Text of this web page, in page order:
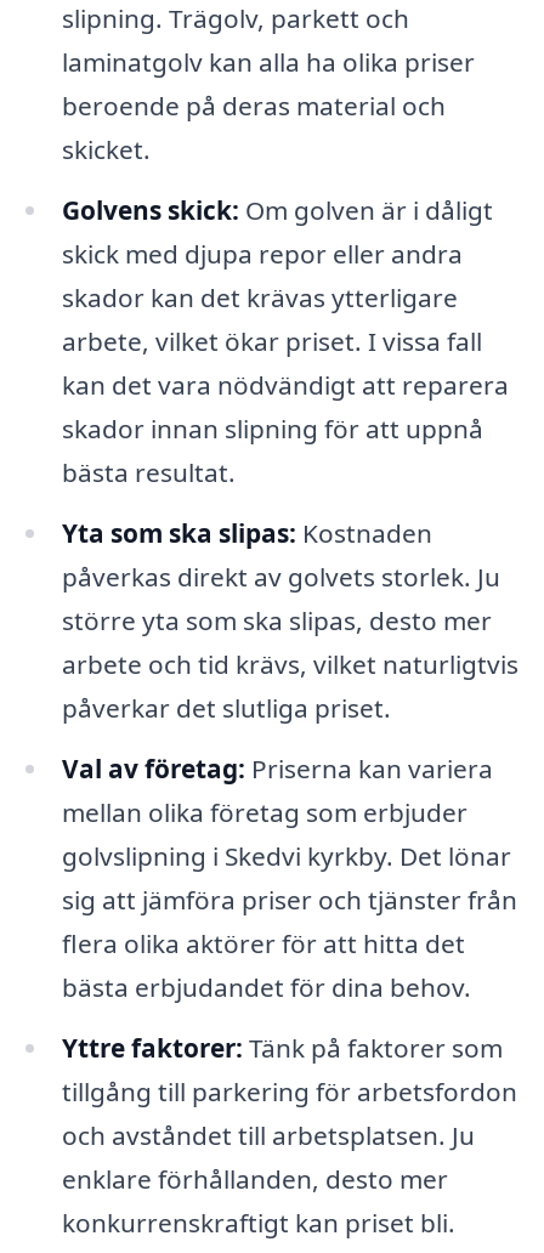
slipning. Trägolv, parkett och
laminatgolv kan alla ha olika priser
beroende på deras material och
skicket.
Golvens skick: Om golven är i dåligt
skick med djupa repor eller andra
skador kan det krävas ytterligare
arbete, vilket ökar priset. I vissa fall
kan det vara nödvändigt att reparera
skador innan slipning för att uppnå
bästa resultat.
Yta som ska slipas: Kostnaden
påverkas direkt av golvets storlek. Ju
större yta som ska slipas, desto mer
arbete och tid krävs, vilket naturligtvis
påverkar det slutliga priset.
Val av företag: Priserna kan variera
mellan olika företag som erbjuder
golvslipning i Skedvi kyrkby. Det lönar
sig att jämföra priser och tjänster från
flera olika aktörer för att hitta det
bästa erbjudandet för dina behov.
Yttre faktorer: Tänk på faktorer som
tillgång till parkering för arbetsfordon
och avståndet till arbetsplatsen. Ju
enklare förhållanden, desto mer
konkurrenskraftigt kan priset bli.